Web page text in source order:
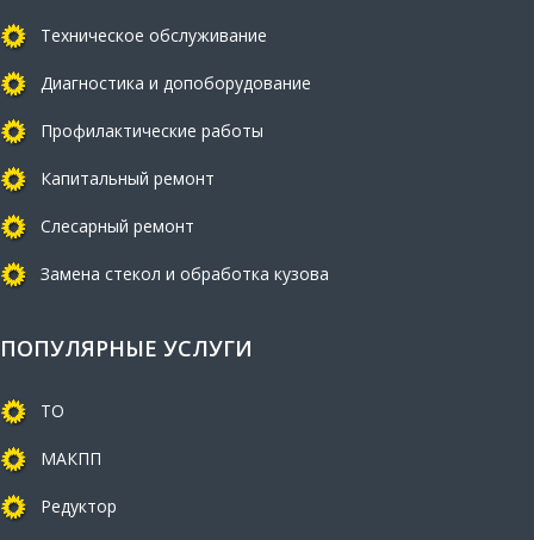
Техническое обслуживание
Диагностика и допоборудование
Профилактические работы
Капитальный ремонт
Слесарный ремонт
Замена стекол и обработка кузова
ПОПУЛЯРНЫЕ УСЛУГИ
ТО
МАКПП
Редуктор